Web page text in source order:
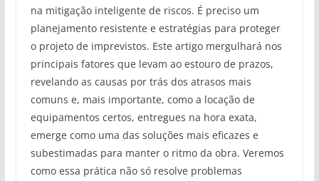
na mitigação inteligente de riscos. É preciso um
planejamento resistente e estratégias para proteger
o projeto de imprevistos. Este artigo mergulhará nos
principais fatores que levam ao estouro de prazos,
revelando as causas por trás dos atrasos mais
comuns e, mais importante, como a locação de
equipamentos certos, entregues na hora exata,
emerge como uma das soluções mais eficazes e
subestimadas para manter o ritmo da obra. Veremos
como essa prática não só resolve problemas